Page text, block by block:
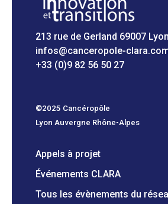
213 rue de Gerland 69007 Lyon
infos@canceropole-
+33 (0)9 82 56 50 27
©2025 Cancéropôle
Lyon Auvergne Rhône-Alpes
Appels à projet
Événements CLARA
Tous les évènements du